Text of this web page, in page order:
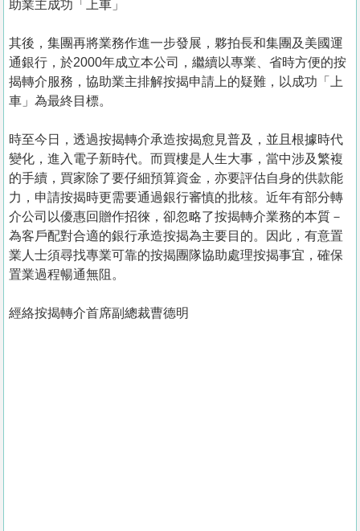
助業主成功「上車」
其後，集團再將業務作進一步發展，夥拍長和集團及美國運
通銀行，於2000年成立本公司，繼續以專業、省時方便的按
揭轉介服務，協助業主排解按揭申請上的疑難，以成功「上
車」為最終目標。
時至今日，透過按揭轉介承造按揭愈見普及，並且根據時代
變化，進入電子新時代。而買樓是人生大事，當中涉及繁複
的手續，買家除了要仔細預算資金，亦要評估自身的供款能
力，申請按揭時更需要通過銀行審慎的批核。近年有部分轉
介公司以優惠回贈作招徠，卻忽略了按揭轉介業務的本質－
為客戶配對合適的銀行承造按揭為主要目的。因此，有意置
業人士須尋找專業可靠的按揭團隊協助處理按揭事宜，確保
置業過程暢通無阻。
經絡按揭轉介首席副總裁曹德明